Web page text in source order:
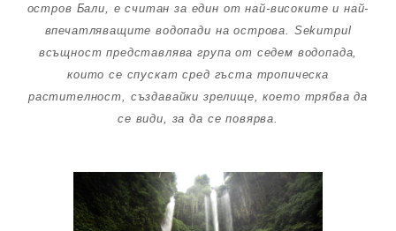
остров Бали, е считан за един от най-високите и най-
впечатляващите водопади на острова. Sekumpul
всъщност представлява група от седем водопада,
които се спускат сред гъста тропическа
растителност, създавайки зрелище, което трябва да
се види, за да се повярва.